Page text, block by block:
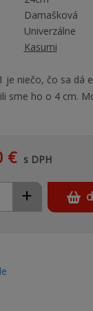
Damašková
Univerzálne
Kasumi
je niečo, čo sa dá
sme ho o 4 cm.
€ s DPH
+